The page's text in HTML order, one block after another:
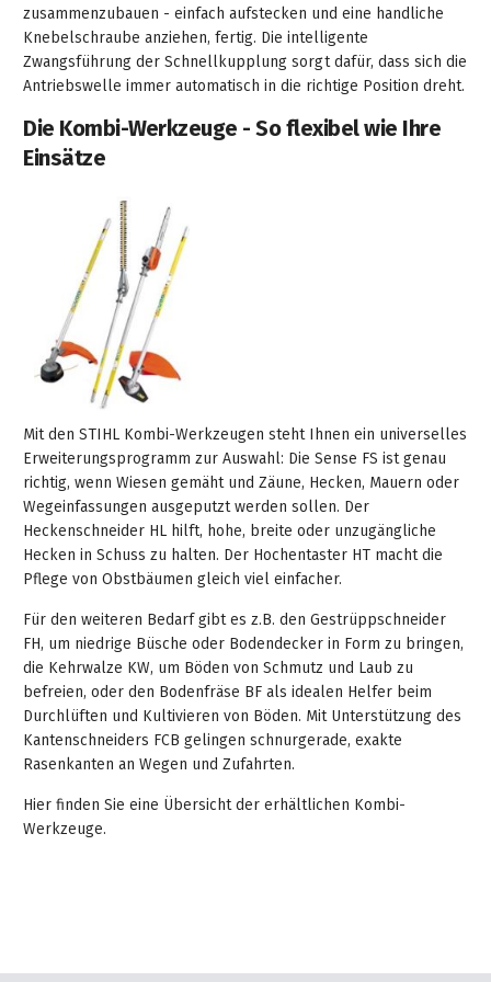
-
exklusive
Sondermodelle
STIHL
Mähroboter
Kataloge
&
Prospekte
Betriebsstoffe
Forstkleidung
Schnittschutz
Sortiment
Unsere
Marken
Ansprechpartner
Kataloge
&
Prospekte
FAQ
/
Häufige
Fragen
Kataloge
&
Prospekte
Videos
Termine
Ansprechpartner
Kundenkarte
"Grill
Club"
WEBER
Grills
und
Grill-
Zubehör
Sonnenliegen
/
Strandkörbe
Sonnenschirme
Biohort
Deko-
Artikel
Sortiment
Unsere
Marken
Ansprechpartner
Kataloge
Prospekte
Fahrrad-
Zubehör
Fahrrad-
Bekleidung
Sicherheit
Service
Sortiment
Unsere
Marken
Ansprechpartner
Kataloge
&
Prospekte
Stationäre
Maschinen
Benzin-
Trennschleifer
Drucklufttechnik
Schweißtechnik
Technische
Gase
Verbrauchsmaterial
Werkstatteinrichtung
Arbeitsschutz
Handwerkzeuge
Unsere
Marken
Ansprechpartner
Kataloge
&
Prospekte
Videos
Hol-
&
Bringdienst
Unser
Sonderbestellung
Geschenkverpackung
Bestickungen
Eisenwaren
Wasserschlauch
meterweise
Schlüsseldienst
Stahl-
Zuschnitte
Batterierücknahme
gräpel
Reinigungstechnik
deterding
+
gräpel
Anlagenbau
in
der
Schlosserei
...
in
Logistik
der
Verwaltung
Geschäftsführung
zusammenzubauen - einfach aufstecken und eine handliche
Knebelschraube anziehen, fertig. Die intelligente
Zwangsführung der Schnellkupplung sorgt dafür, dass sich die
Antriebswelle immer automatisch in die richtige Position dreht.
Die Kombi-Werkzeuge - So flexibel wie Ihre
Einsätze
Mit den STIHL Kombi-Werkzeugen steht Ihnen ein universelles
Erweiterungsprogramm zur Auswahl: Die Sense FS ist genau
richtig, wenn Wiesen gemäht und Zäune, Hecken, Mauern oder
Wegeinfassungen ausgeputzt werden sollen. Der
Heckenschneider HL hilft, hohe, breite oder unzugängliche
Hecken in Schuss zu halten. Der Hochentaster HT macht die
Pflege von Obstbäumen gleich viel einfacher.
Für den weiteren Bedarf gibt es z.B. den Gestrüppschneider
FH, um niedrige Büsche oder Bodendecker in Form zu bringen,
die Kehrwalze KW, um Böden von Schmutz und Laub zu
befreien, oder den Bodenfräse BF als idealen Helfer beim
Durchlüften und Kultivieren von Böden. Mit Unterstützung des
Kantenschneiders FCB gelingen schnurgerade, exakte
Rasenkanten an Wegen und Zufahrten.
Hier finden Sie eine Übersicht der erhältlichen Kombi-
Werkzeuge.